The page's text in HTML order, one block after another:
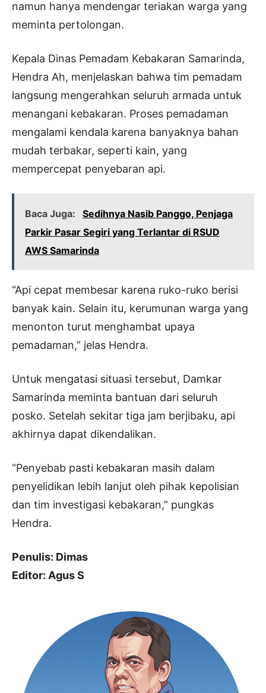
namun hanya mendengar teriakan warga yang
meminta pertolongan.
Kepala Dinas Pemadam Kebakaran Samarinda,
Hendra Ah, menjelaskan bahwa tim pemadam
langsung mengerahkan seluruh armada untuk
menangani kebakaran. Proses pemadaman
mengalami kendala karena banyaknya bahan
mudah terbakar, seperti kain, yang
mempercepat penyebaran api.
Baca Juga:
Sedihnya Nasib Panggo, Penjaga
Parkir Pasar Segiri yang Terlantar di RSUD
AWS Samarinda
“Api cepat membesar karena ruko-ruko berisi
banyak kain. Selain itu, kerumunan warga yang
menonton turut menghambat upaya
pemadaman,” jelas Hendra.
Untuk mengatasi situasi tersebut, Damkar
Samarinda meminta bantuan dari seluruh
posko. Setelah sekitar tiga jam berjibaku, api
akhirnya dapat dikendalikan.
“Penyebab pasti kebakaran masih dalam
penyelidikan lebih lanjut oleh pihak kepolisian
dan tim investigasi kebakaran,” pungkas
Hendra.
Penulis: Dimas
Editor: Agus S